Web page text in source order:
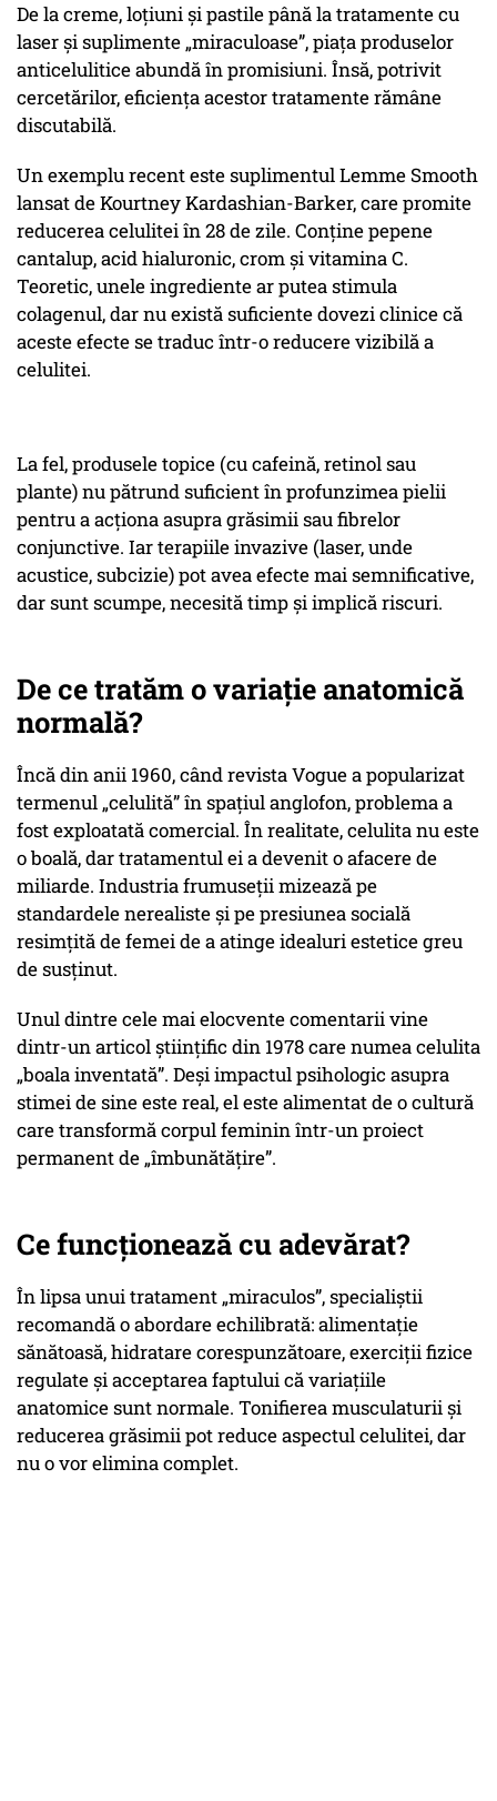
De la creme, loțiuni și pastile până la tratamente cu
laser și suplimente „miraculoase”, piața produselor
anticelulitice abundă în promisiuni. Însă, potrivit
cercetărilor, eficiența acestor tratamente rămâne
discutabilă.
Un exemplu recent este suplimentul Lemme Smooth
lansat de Kourtney Kardashian-Barker, care promite
reducerea celulitei în 28 de zile. Conține pepene
cantalup, acid hialuronic, crom și vitamina C.
Teoretic, unele ingrediente ar putea stimula
colagenul, dar nu există suficiente dovezi clinice că
aceste efecte se traduc într-o reducere vizibilă a
celulitei.
La fel, produsele topice (cu cafeină, retinol sau
plante) nu pătrund suficient în profunzimea pielii
pentru a acționa asupra grăsimii sau fibrelor
conjunctive. Iar terapiile invazive (laser, unde
acustice, subcizie) pot avea efecte mai semnificative,
dar sunt scumpe, necesită timp și implică riscuri.
De ce tratăm o variație anatomică
normală?
Încă din anii 1960, când revista Vogue a popularizat
termenul „celulită” în spațiul anglofon, problema a
fost exploatată comercial. În realitate, celulita nu este
o boală, dar tratamentul ei a devenit o afacere de
miliarde. Industria frumuseții mizează pe
standardele nerealiste și pe presiunea socială
resimțită de femei de a atinge idealuri estetice greu
de susținut.
Unul dintre cele mai elocvente comentarii vine
dintr-un articol științific din 1978 care numea celulita
„boala inventată”. Deși impactul psihologic asupra
stimei de sine este real, el este alimentat de o cultură
care transformă corpul feminin într-un proiect
permanent de „îmbunătățire”.
Ce funcționează cu adevărat?
În lipsa unui tratament „miraculos”, specialiștii
recomandă o abordare echilibrată: alimentație
sănătoasă, hidratare corespunzătoare, exerciții fizice
regulate și acceptarea faptului că variațiile
anatomice sunt normale. Tonifierea musculaturii și
reducerea grăsimii pot reduce aspectul celulitei, dar
nu o vor elimina complet.